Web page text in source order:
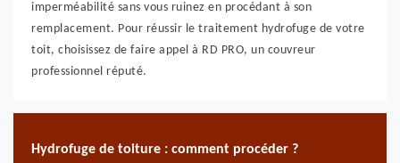
imperméabilité sans vous ruinez en procédant à son
remplacement. Pour réussir le traitement hydrofuge de votre
toit, choisissez de faire appel à RD PRO, un couvreur
professionnel réputé.
Hydrofuge de toiture : comment procéder ?